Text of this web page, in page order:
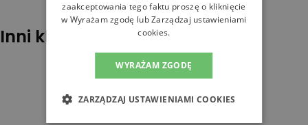
Inni klienci sprawdzali również
zaakceptowania tego faktu proszę o kliknięcie
w Wyrażam zgodę lub Zarządzaj ustawieniami
cookies.
WYRAŻAM ZGODĘ
ZARZĄDZAJ USTAWIENIAMI COOKIES